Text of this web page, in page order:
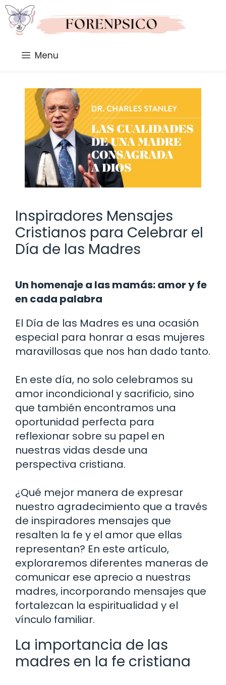
Saltar
al
contenido
Menu
Inspiradores Mensajes
Cristianos para Celebrar el
Día de las Madres
Un homenaje a las mamás: amor y fe
en cada palabra
El Día de las Madres es una ocasión
especial para honrar a esas mujeres
maravillosas que nos han dado tanto.
En este día, no solo celebramos su
amor incondicional y sacrificio, sino
que también encontramos una
oportunidad perfecta para
reflexionar sobre su papel en
nuestras vidas desde una
perspectiva cristiana.
¿Qué mejor manera de expresar
nuestro agradecimiento que a través
de inspiradores mensajes que
resalten la fe y el amor que ellas
representan? En este artículo,
exploraremos diferentes maneras de
comunicar ese aprecio a nuestras
madres, incorporando mensajes que
fortalezcan la espiritualidad y el
vínculo familiar.
La importancia de las
madres en la fe cristiana